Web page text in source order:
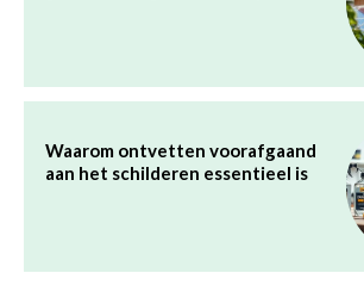
Waarom ontvetten voorafgaand
aan het schilderen essentieel is